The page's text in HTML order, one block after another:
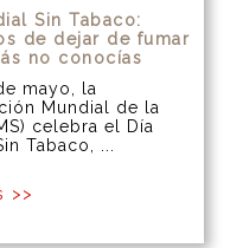
Sin Tabaco:
de dejar de fumar
no conocías
mayo, la
Mundial de la
celebra el Día
Tabaco, ...
>>